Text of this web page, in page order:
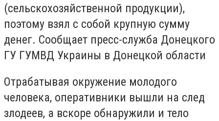
(сельскохозяйственной продукции),
поэтому взял с собой крупную сумму
денег. Сообщает пресс-служба Донецкого
ГУ ГУМВД Украины в Донецкой области
Отрабатывая окружение молодого
человека, оперативники вышли на след
злодеев, а вскоре обнаружили и тело